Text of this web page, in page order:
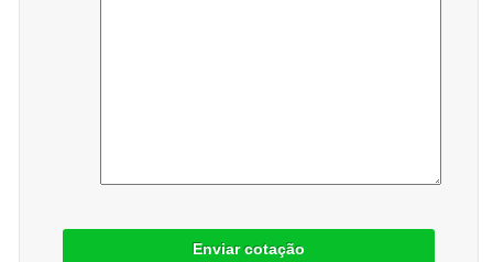
Enviar cotação